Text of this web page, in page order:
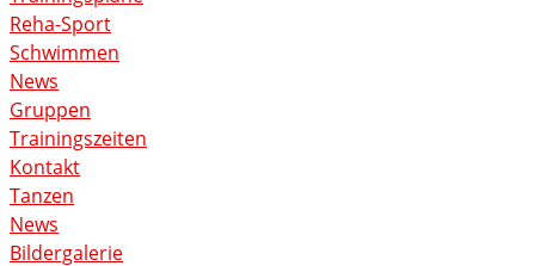
Reha-Sport
Schwimmen
News
Gruppen
Trainingszeiten
Kontakt
Tanzen
News
Bildergalerie